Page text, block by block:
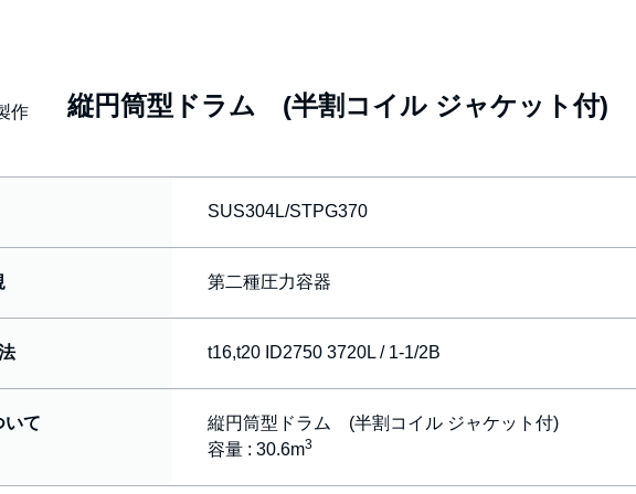
作 縦円筒型ドラム (半割コイル ジャケット付)
SUS304L/STPG370
第二種圧力容器
t16,t20 ID2750 3720L / 1-1/2B
いて
縦円筒型ドラム (半割コイル ジャケット付)
容量 : 30.6m3